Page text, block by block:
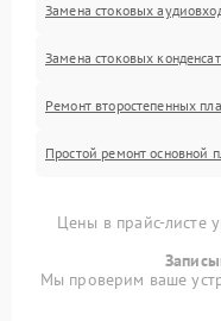
Замена стоковых
Замена стоковых
Ремонт второстепенных
Простой ремонт основной
Цены в прайс-листе
Мы проверим ваше